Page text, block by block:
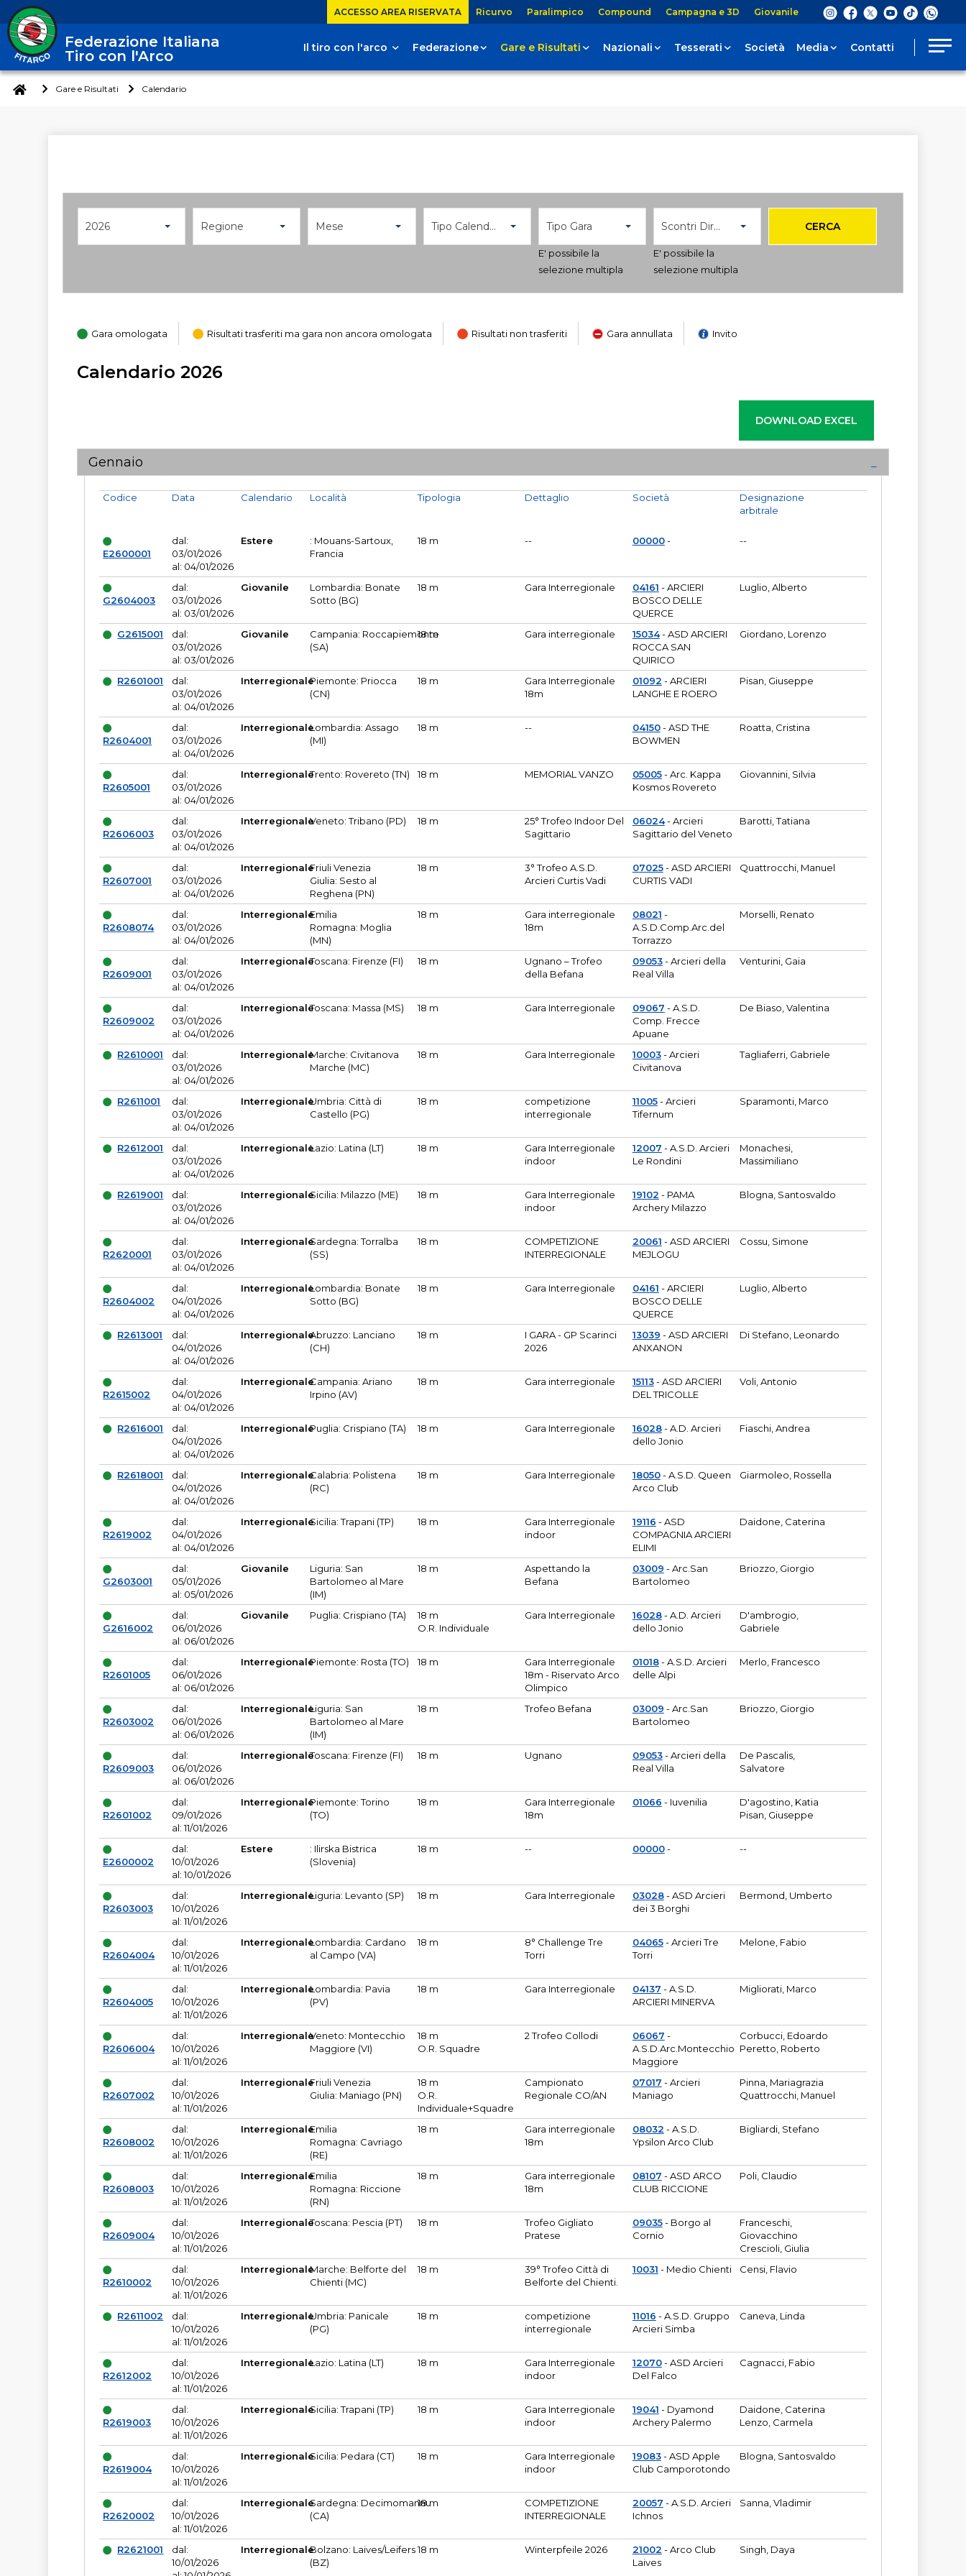
ACCESSO AREA RISERVATA Ricurvo Paralimpico Compound Campagna e 3D Giovanile
Federazione Italiana
Tiro con l'Arco
Il tiro con l'arco Federazione Gare e Risultati Nazionali Tesserati Società Media Contatti
Gare e Risultati Calendario
2026 Regione Mese Tipo Calendario Tipo Gara
E' possibile la
selezione multipla
Scontri Diretti
E' possibile la
selezione multipla
CERCA
Gara omologata Risultati trasferiti ma gara non ancora omologata Risultati non trasferiti Gara annullata Invito
Calendario 2026
Gennaio
Codice
E2600001
Data
dal:
03/01/2026
al: 04/01/2026
Calendario
Estere
Località
: Mouans-Sartoux,
Francia
Tipologia
18 m
Dettaglio
--
Società
00000-
Designazione
arbitrale
--
G2604003
dal:
03/01/2026
al: 03/01/2026
Giovanile
Lombardia: Bonate
Sotto (BG)
18 m Gara Interregionale 04161 - ARCIERI
BOSCO DELLE
QUERCE
Luglio, Alberto
G2615001
dal:
03/01/2026
al: 03/01/2026
Giovanile
Campania: Roccapiemonte
(SA)
18 m Gara interregionale 15034- ASD ARCIERI
ROCCA SAN
QUIRICO
Giordano, Lorenzo
R2601001
dal:
03/01/2026
al: 04/01/2026
InterregionalePiemonte: Priocca
(CN)
18 m
Gara Interregionale
18m
01092 - ARCIERI
LANGHE E ROERO
Pisan, Giuseppe
R2604001
dal:
03/01/2026
al: 04/01/2026
InterregionaleLombardia: Assago
(MI)
18 m -- 04150- ASD THE
BOWMEN
Roatta, Cristina
R2605001
dal:
03/01/2026
al: 04/01/2026
InterregionaleTrento: Rovereto (TN) 18 m MEMORIAL VANZO 05005- Arc. Kappa
Kosmos Rovereto
Giovannini, Silvia
R2606003
dal:
03/01/2026
al: 04/01/2026
InterregionaleVeneto: Tribano (PD) 18 m
25° Trofeo Indoor Del
Sagittario
06024- Arcieri
Sagittario del Veneto
Barotti, Tatiana
R2607001
dal:
03/01/2026
al: 04/01/2026
InterregionaleFriuli Venezia
Giulia: Sesto al
Reghena (PN)
18 m
3° Trofeo A.S.D.
Arcieri Curtis Vadi
07025- ASD ARCIERI
CURTIS VADI
Quattrocchi, Manuel
R2608074
dal:
03/01/2026
al: 04/01/2026
InterregionaleEmilia
Romagna: Moglia
(MN)
18 m
Gara interregionale
18m
08021 -
A.S.D.Comp.Arc.del
Torrazzo
Morselli, Renato
R2609001
dal:
03/01/2026
al: 04/01/2026
InterregionaleToscana: Firenze (FI) 18 m
Ugnano – Trofeo
della Befana
09053- Arcieri della
Real Villa
Venturini, Gaia
R2609002
dal:
03/01/2026
al: 04/01/2026
InterregionaleToscana: Massa (MS) 18 m Gara Interregionale 09067 - A.S.D.
Comp. Frecce
Apuane
De Biaso, Valentina
R2610001
dal:
03/01/2026
al: 04/01/2026
InterregionaleMarche: Civitanova
Marche (MC)
18 m Gara Interregionale 10003- Arcieri
Civitanova
Tagliaferri, Gabriele
R2611001
dal:
03/01/2026
al: 04/01/2026
InterregionaleUmbria: Città di
Castello (PG)
18 m
competizione
interregionale
11005- Arcieri
Tifernum
Sparamonti, Marco
R2612001
dal:
03/01/2026
al: 04/01/2026
InterregionaleLazio: Latina (LT) 18 m
Gara Interregionale
indoor
12007 - A.S.D. Arcieri
Le Rondini
Monachesi,
Massimiliano
R2619001
dal:
03/01/2026
al: 04/01/2026
InterregionaleSicilia: Milazzo (ME) 18 m
Gara Interregionale
indoor
19102 - PAMA
Archery Milazzo
Blogna, Santosvaldo
R2620001
dal:
03/01/2026
al: 04/01/2026
InterregionaleSardegna: Torralba
(SS)
18 m
COMPETIZIONE
INTERREGIONALE
20061 - ASD ARCIERI
MEJLOGU
Cossu, Simone
R2604002
dal:
04/01/2026
al: 04/01/2026
InterregionaleLombardia: Bonate
Sotto (BG)
18 m Gara Interregionale 04161 - ARCIERI
BOSCO DELLE
QUERCE
Luglio, Alberto
R2613001
dal:
04/01/2026
al: 04/01/2026
InterregionaleAbruzzo: Lanciano
(CH)
18 m
I GARA - GP Scarinci
2026
13039 - ASD ARCIERI
ANXANON
Di Stefano, Leonardo
R2615002
dal:
04/01/2026
al: 04/01/2026
InterregionaleCampania: Ariano
Irpino (AV)
18 m Gara interregionale 15113- ASD ARCIERI
DEL TRICOLLE
Voli, Antonio
R2616001
dal:
04/01/2026
al: 04/01/2026
InterregionalePuglia: Crispiano (TA) 18 m Gara Interregionale 16028- A.D. Arcieri
dello Jonio
Fiaschi, Andrea
R2618001
dal:
04/01/2026
al: 04/01/2026
InterregionaleCalabria: Polistena
(RC)
18 m Gara Interregionale 18050- A.S.D. Queen
Arco Club
Giarmoleo, Rossella
R2619002
dal:
04/01/2026
al: 04/01/2026
InterregionaleSicilia: Trapani (TP) 18 m
Gara Interregionale
indoor
19116 - ASD
COMPAGNIA ARCIERI
ELIMI
Daidone, Caterina
G2603001
dal:
05/01/2026
al: 05/01/2026
Giovanile
Liguria: San
Bartolomeo al Mare
(IM)
18 m
Aspettando la
Befana
03009 - Arc.San
Bartolomeo
Briozzo, Giorgio
G2616002
dal:
06/01/2026
al: 06/01/2026
Giovanile Puglia: Crispiano (TA)
18 m
O.R. Individuale
Gara Interregionale 16028- A.D. Arcieri
dello Jonio
D'ambrogio,
Gabriele
R2601005
dal:
06/01/2026
al: 06/01/2026
InterregionalePiemonte: Rosta (TO) 18 m
Gara Interregionale
18m - Riservato Arco
Olimpico
01018- A.S.D. Arcieri
delle Alpi
Merlo, Francesco
R2603002
dal:
06/01/2026
al: 06/01/2026
InterregionaleLiguria: San
Bartolomeo al Mare
(IM)
18 m Trofeo Befana 03009 - Arc.San
Bartolomeo
Briozzo, Giorgio
R2609003
dal:
06/01/2026
al: 06/01/2026
InterregionaleToscana: Firenze (FI) 18 m Ugnano 09053- Arcieri della
Real Villa
De Pascalis,
Salvatore
R2601002
dal:
09/01/2026
al: 11/01/2026
InterregionalePiemonte: Torino
(TO)
18 m
Gara Interregionale
18m
01066 - Iuvenilia
D'agostino, Katia
Pisan, Giuseppe
E2600002
dal:
10/01/2026
al: 10/01/2026
Estere
: Ilirska Bistrica
(Slovenia)
18 m -- 00000- --
R2603003
dal:
10/01/2026
al: 11/01/2026
InterregionaleLiguria: Levanto (SP) 18 m Gara Interregionale 03028- ASD Arcieri
dei 3 Borghi
Bermond, Umberto
R2604004
dal:
10/01/2026
al: 11/01/2026
InterregionaleLombardia: Cardano
al Campo (VA)
18 m
8° Challenge Tre
Torri
04065- Arcieri Tre
Torri
Melone, Fabio
R2604005
dal:
10/01/2026
al: 11/01/2026
InterregionaleLombardia: Pavia
(PV)
18 m Gara Interregionale 04137 - A.S.D.
ARCIERI MINERVA
Migliorati, Marco
R2606004
dal:
10/01/2026
al: 11/01/2026
InterregionaleVeneto: Montecchio
Maggiore (VI)
18 m
O.R. Squadre
2 Trofeo Collodi 06067 -
A.S.D.Arc.Montecchio
Maggiore
Corbucci, Edoardo
Peretto, Roberto
R2607002
dal:
10/01/2026
al: 11/01/2026
InterregionaleFriuli Venezia
Giulia: Maniago (PN)
18 m
O.R.
Individuale+Squadre
Campionato
Regionale CO/AN
07017 - Arcieri
Maniago
Pinna, Mariagrazia
Quattrocchi, Manuel
R2608002
dal:
10/01/2026
al: 11/01/2026
InterregionaleEmilia
Romagna: Cavriago
(RE)
18 m
Gara interregionale
18m
08032 - A.S.D.
Ypsilon Arco Club
Bigliardi, Stefano
R2608003
dal:
10/01/2026
al: 11/01/2026
InterregionaleEmilia
Romagna: Riccione
(RN)
18 m
Gara interregionale
18m
08107 - ASD ARCO
CLUB RICCIONE
Poli, Claudio
R2609004
dal:
10/01/2026
al: 11/01/2026
InterregionaleToscana: Pescia (PT) 18 m
Trofeo Gigliato
Pratese
09035- Borgo al
Cornio
Franceschi,
Giovacchino
Crescioli, Giulia
R2610002
dal:
10/01/2026
al: 11/01/2026
InterregionaleMarche: Belforte del
Chienti (MC)
18 m
39° Trofeo Città di
Belforte del Chienti.
10031 - Medio Chienti Censi, Flavio
R2611002
dal:
10/01/2026
al: 11/01/2026
InterregionaleUmbria: Panicale
(PG)
18 m
competizione
interregionale
11016 - A.S.D. Gruppo
Arcieri Simba
Caneva, Linda
R2612002
dal:
10/01/2026
al: 11/01/2026
InterregionaleLazio: Latina (LT) 18 m
Gara Interregionale
indoor
12070- ASD Arcieri
Del Falco
Cagnacci, Fabio
R2619003
dal:
10/01/2026
al: 11/01/2026
InterregionaleSicilia: Trapani (TP) 18 m
Gara Interregionale
indoor
19041 - Dyamond
Archery Palermo
Daidone, Caterina
Lenzo, Carmela
R2619004
dal:
10/01/2026
al: 11/01/2026
InterregionaleSicilia: Pedara (CT) 18 m
Gara Interregionale
indoor
19083- ASD Apple
Club Camporotondo
Blogna, Santosvaldo
R2620002
dal:
10/01/2026
al: 11/01/2026
InterregionaleSardegna: Decimomannu
(CA)
18 m
COMPETIZIONE
INTERREGIONALE
20057 - A.S.D. Arcieri
Ichnos
Sanna, Vladimir
R2621001
dal:
10/01/2026
InterregionaleBolzano: Laives/Leifers
(BZ)
18 m Winterpfeile 2026 21002 - Arco Club
Laives
Singh, Daya